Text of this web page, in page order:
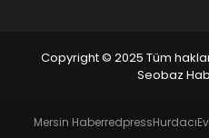
Copyright © 2025 Tüm
Seobaz
Mersin HaberredpressHurdacı